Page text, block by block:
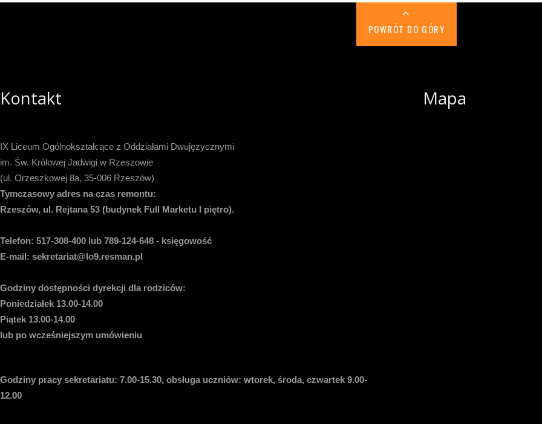
POWRÓT DO GÓRY
Kontakt
IX Liceum Ogólnokształcące z Oddziałami Dwujęzycznymi
im. Św. Królowej Jadwigi w Rzeszowie
(ul. Orzeszkowej 8a, 35-006 Rzeszów)
Tymczasowy adres na czas remontu:
Rzeszów, ul. Rejtana 53 (budynek Full Marketu I piętro).
Telefon: 517-308-400 lub 789-124-648 - księgowość
E-mail: sekretariat@lo9.resman.pl
Godziny dostępności dyrekcji dla rodziców:
Poniedziałek 13.00-14.00
Piątek 13.00-14.00
lub po wcześniejszym umówieniu
Godziny pracy sekretariatu: 7.00-15.30, obsługa uczniów: wtorek, środa, czwartek 9.00-
12.00
Mapa